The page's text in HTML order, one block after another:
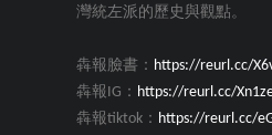
灣統左派的歷史與觀點。
犇報臉書： https://reurl.cc/
犇報IG： https://reurl.cc/
犇報tiktok： https://reurl.cc/